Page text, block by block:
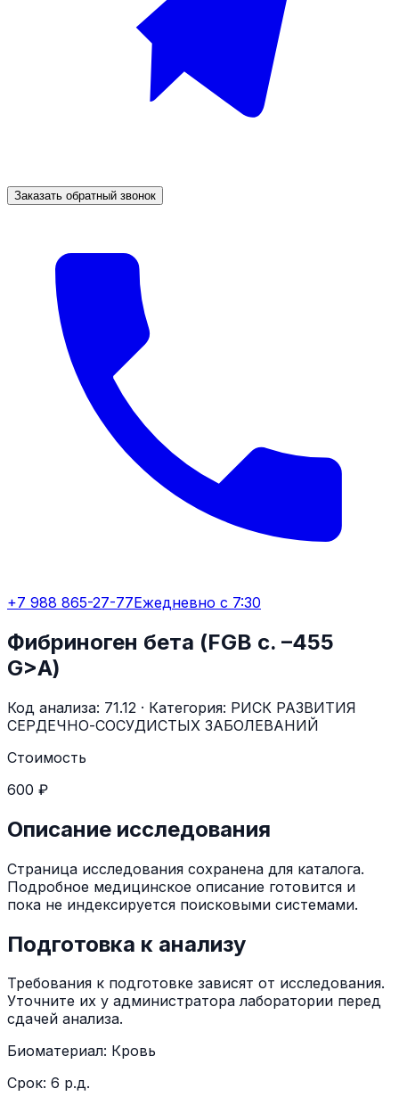
Заказать обратный звонок
+7 988 865-27-77Ежедневно с 7:30
Фибриноген бета (FGB с. –455
G>A)
Код анализа: 71.12 · Категория: РИСК РАЗВИТИЯ
СЕРДЕЧНО-СОСУДИСТЫХ ЗАБОЛЕВАНИЙ
Стоимость
600 ₽
Описание исследования
Страница исследования сохранена для каталога.
Подробное медицинское описание готовится и
пока не индексируется поисковыми системами.
Подготовка к анализу
Требования к подготовке зависят от исследования.
Уточните их у администратора лаборатории перед
сдачей анализа.
Биоматериал: Кровь
Срок: 6 р.д.